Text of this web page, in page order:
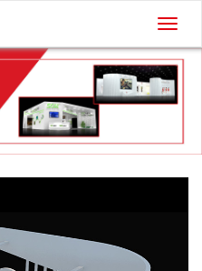
切
换
导
航